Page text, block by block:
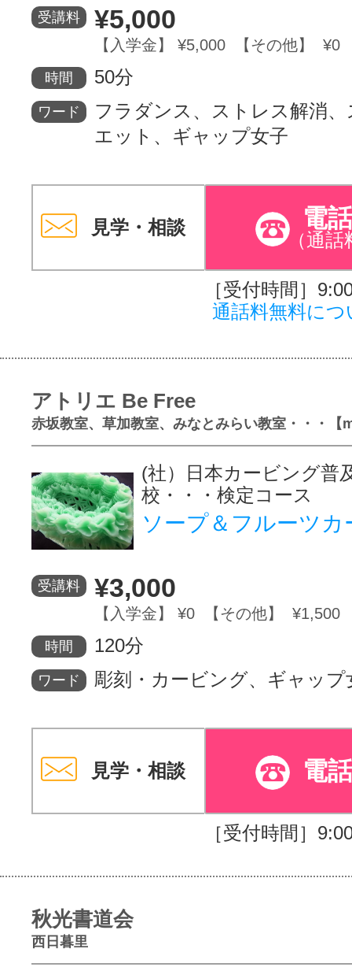
サイトマッ
受講料 ¥5,000
【入学金】 ¥5,000 【その他】 ¥0
時間 50分
ワード
フラダンス、ストレス解消
エット、ギャップ女子
見学・相談 電
（通話
［受付時間］
通話料無料につ
アトリエ Be Free
赤坂教室、草加教室、みなとみらい教室・・・【
(社）日本カービング普
校・・・検定コース
ソープ＆フルーツカ
受講料 ¥3,000
【入学金】 ¥0 【その他】 ¥1,500
時間 120分
ワード 彫刻・カービング、ギャップ
見学・相談 電
［受付時間］
秋光書道会
西日暮里